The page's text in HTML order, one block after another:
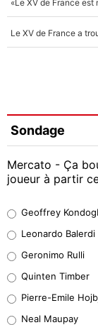
Sondage
Mercato - Ça
joueur à partir
38%
32%
4%
Geoffrey
Leonardo Balerdi
Geronimo Rulli
Quinten Timber
Pierre-Emile
Neal Maupay